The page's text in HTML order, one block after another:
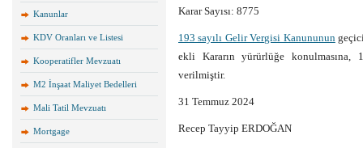
Kanunlar
KDV Oranları ve Listesi
Kooperatifler Mevzuatı
M2 İnşaat Maliyet Bedelleri
Mali Tatil Mevzuatı
Mortgage
Karar Sayısı: 8775
193 sayılı Gelir Vergisi Kanununun
ekli Kararın yürürlüğe konulmasına,
verilmiştir.
31 Temmuz 2024
Recep Tayyip ERDOĞAN